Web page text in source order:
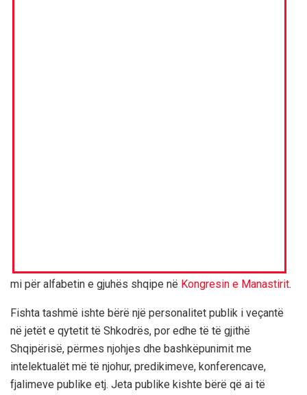
mi për alfabetin e gjuhës shqipe në Kongresin e Manastirit.
Fishta tashmë ishte bërë një personalitet publik i veçantë
në jetët e qytetit të Shkodrës, por edhe të të gjithë
Shqipërisë, përmes njohjes dhe bashkëpunimit me
intelektualët më të njohur, predikimeve, konferencave,
fjalimeve publike etj. Jeta publike kishte bërë që ai të